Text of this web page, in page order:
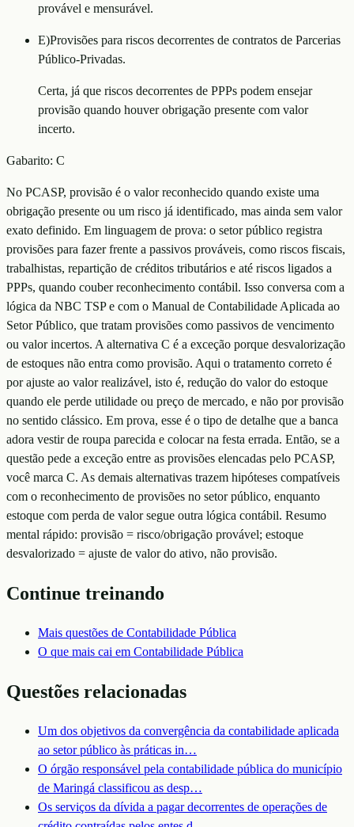
provável e mensurável.
E)Provisões para riscos decorrentes de contratos de Parcerias
Público-Privadas.
Certa, já que riscos decorrentes de PPPs podem ensejar
provisão quando houver obrigação presente com valor
incerto.
Gabarito: C
No PCASP, provisão é o valor reconhecido quando existe uma
obrigação presente ou um risco já identificado, mas ainda sem valor
exato definido. Em linguagem de prova: o setor público registra
provisões para fazer frente a passivos prováveis, como riscos fiscais,
trabalhistas, repartição de créditos tributários e até riscos ligados a
PPPs, quando couber reconhecimento contábil. Isso conversa com a
lógica da NBC TSP e com o Manual de Contabilidade Aplicada ao
Setor Público, que tratam provisões como passivos de vencimento
ou valor incertos. A alternativa C é a exceção porque desvalorização
de estoques não entra como provisão. Aqui o tratamento correto é
por ajuste ao valor realizável, isto é, redução do valor do estoque
quando ele perde utilidade ou preço de mercado, e não por provisão
no sentido clássico. Em prova, esse é o tipo de detalhe que a banca
adora vestir de roupa parecida e colocar na festa errada. Então, se a
questão pede a exceção entre as provisões elencadas pelo PCASP,
você marca C. As demais alternativas trazem hipóteses compatíveis
com o reconhecimento de provisões no setor público, enquanto
estoque com perda de valor segue outra lógica contábil. Resumo
mental rápido: provisão = risco/obrigação provável; estoque
desvalorizado = ajuste de valor do ativo, não provisão.
Continue treinando
Mais questões de Contabilidade Pública
O que mais cai em Contabilidade Pública
Questões relacionadas
Um dos objetivos da convergência da contabilidade aplicada
ao setor público às práticas in…
O órgão responsável pela contabilidade pública do município
de Maringá classificou as desp…
Os serviços da dívida a pagar decorrentes de operações de